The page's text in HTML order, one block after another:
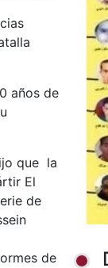
años de
que la
El
de
de